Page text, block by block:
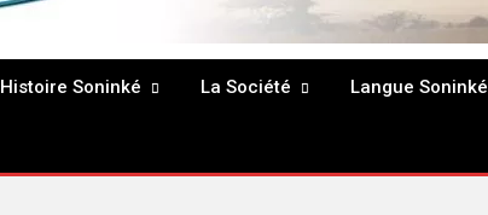
Histoire Soninké La Société Langue Soninké